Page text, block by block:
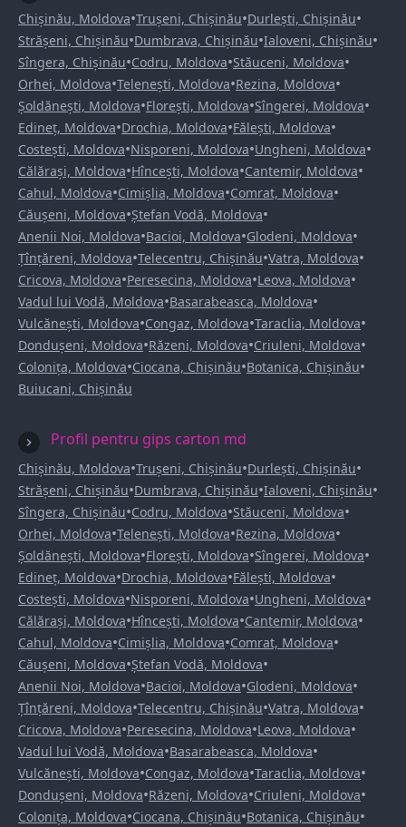
Chișinău, Moldova•Trușeni, Chișinău•Durlești, Chișinău•
Strășeni, Chișinău•Dumbrava, Chișinău•Ialoveni, Chișinău•
Sîngera, Chișinău•Codru, Moldova•Stăuceni, Moldova•
Orhei, Moldova•Telenești, Moldova•Rezina, Moldova•
Șoldănești, Moldova•Florești, Moldova•Sîngerei, Moldova•
Edineț, Moldova•Drochia, Moldova•Fălești, Moldova•
Costești, Moldova•Nisporeni, Moldova•Ungheni, Moldova•
Călărași, Moldova•Hîncești, Moldova•Cantemir, Moldova•
Cahul, Moldova•Cimișlia, Moldova•Comrat, Moldova•
Căușeni, Moldova•Ștefan Vodă, Moldova•
Anenii Noi, Moldova•Bacioi, Moldova•Glodeni, Moldova•
Țînțăreni, Moldova•Telecentru, Chișinău•Vatra, Moldova•
Cricova, Moldova•Peresecina, Moldova•Leova, Moldova•
Vadul lui Vodă, Moldova•Basarabeasca, Moldova•
Vulcănești, Moldova•Congaz, Moldova•Taraclia, Moldova•
Dondușeni, Moldova•Răzeni, Moldova•Criuleni, Moldova•
Colonița, Moldova•Ciocana, Chișinău•Botanica, Chișinău•
Buiucani, Chișinău
Profil pentru gips carton md
Chișinău, Moldova•Trușeni, Chișinău•Durlești, Chișinău•
Strășeni, Chișinău•Dumbrava, Chișinău•Ialoveni, Chișinău•
Sîngera, Chișinău•Codru, Moldova•Stăuceni, Moldova•
Orhei, Moldova•Telenești, Moldova•Rezina, Moldova•
Șoldănești, Moldova•Florești, Moldova•Sîngerei, Moldova•
Edineț, Moldova•Drochia, Moldova•Fălești, Moldova•
Costești, Moldova•Nisporeni, Moldova•Ungheni, Moldova•
Călărași, Moldova•Hîncești, Moldova•Cantemir, Moldova•
Cahul, Moldova•Cimișlia, Moldova•Comrat, Moldova•
Căușeni, Moldova•Ștefan Vodă, Moldova•
Anenii Noi, Moldova•Bacioi, Moldova•Glodeni, Moldova•
Țînțăreni, Moldova•Telecentru, Chișinău•Vatra, Moldova•
Cricova, Moldova•Peresecina, Moldova•Leova, Moldova•
Vadul lui Vodă, Moldova•Basarabeasca, Moldova•
Vulcănești, Moldova•Congaz, Moldova•Taraclia, Moldova•
Dondușeni, Moldova•Răzeni, Moldova•Criuleni, Moldova•
Colonița, Moldova•Ciocana, Chișinău•Botanica, Chișinău•